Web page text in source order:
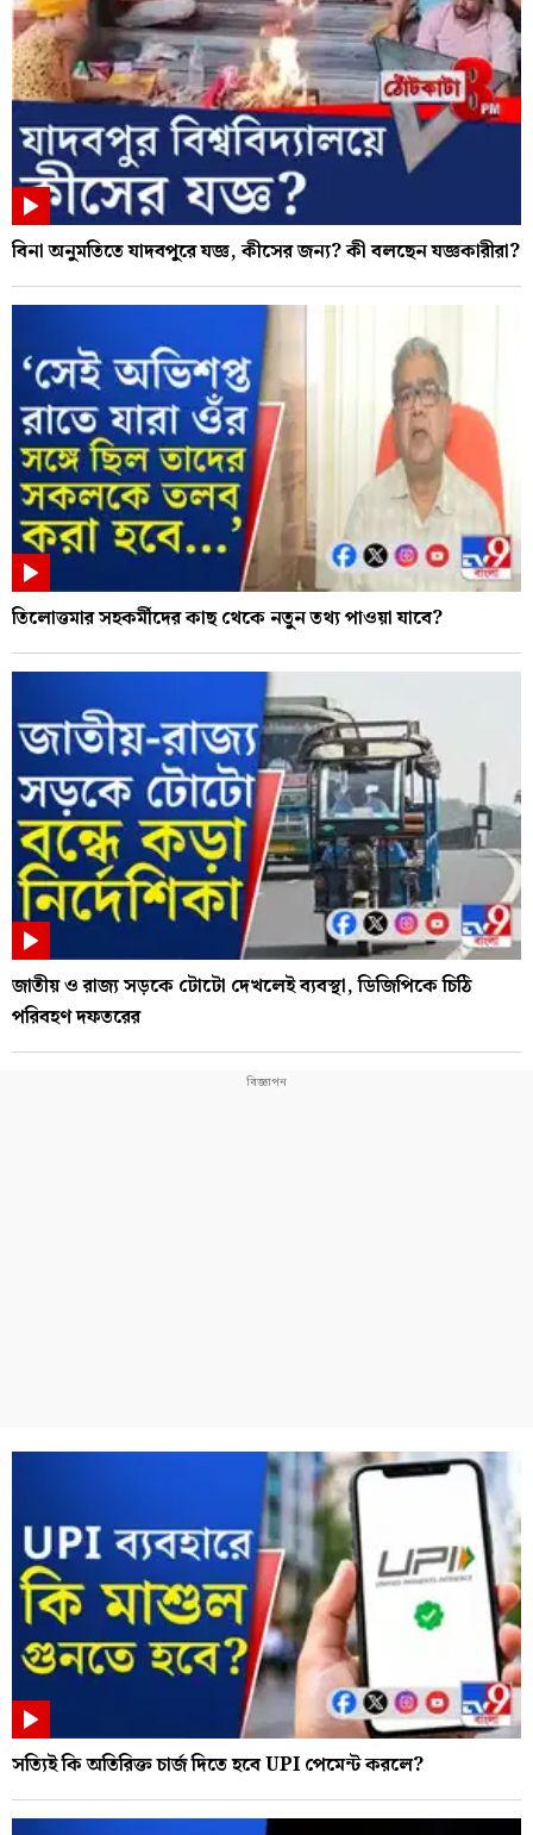
বিনা অনুমতিতে যাদবপুরে যজ্ঞ, কীসের জন্য? কী বলছেন যজ্ঞকারীরা?
তিলোত্তমার সহকর্মীদের কাছ থেকে নতুন তথ্য পাওয়া যাবে?
জাতীয় ও রাজ্য সড়কে টোটো দেখলেই ব্যবস্থা, ডিজিপিকে চিঠি
পরিবহণ দফতরের
সত্যিই কি অতিরিক্ত চার্জ দিতে হবে UPI পেমেন্ট করলে?